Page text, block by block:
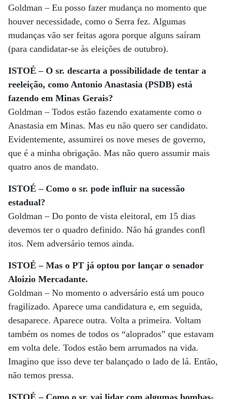
Goldman – Eu posso fazer mudança no momento que
houver necessidade, como o Serra fez. Algumas
mudanças vão ser feitas agora porque alguns saíram
(para candidatar-se às eleições de outubro).
ISTOÉ – O sr. descarta a possibilidade de tentar a
reeleição, como Antonio Anastasia (PSDB) está
fazendo em Minas Gerais?
Goldman – Todos estão fazendo exatamente como o
Anastasia em Minas. Mas eu não quero ser candidato.
Evidentemente, assumirei os nove meses de governo,
que é a minha obrigação. Mas não quero assumir mais
quatro anos de mandato.
ISTOÉ – Como o sr. pode influir na sucessão
estadual?
Goldman – Do ponto de vista eleitoral, em 15 dias
devemos ter o quadro definido. Não há grandes confl
itos. Nem adversário temos ainda.
ISTOÉ – Mas o PT já optou por lançar o senador
Aloizio Mercadante.
Goldman – No momento o adversário está um pouco
fragilizado. Aparece uma candidatura e, em seguida,
desaparece. Aparece outra. Volta a primeira. Voltam
também os nomes de todos os “aloprados” que estavam
em volta dele. Todos estão bem arrumados na vida.
Imagino que isso deve ter balançado o lado de lá. Então,
não temos pressa.